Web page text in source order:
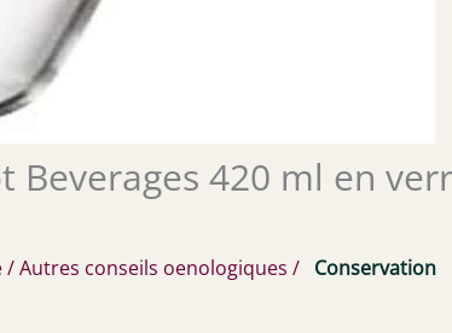
Beverages 420 ml en
/Autres conseils oenologiques / Conservation